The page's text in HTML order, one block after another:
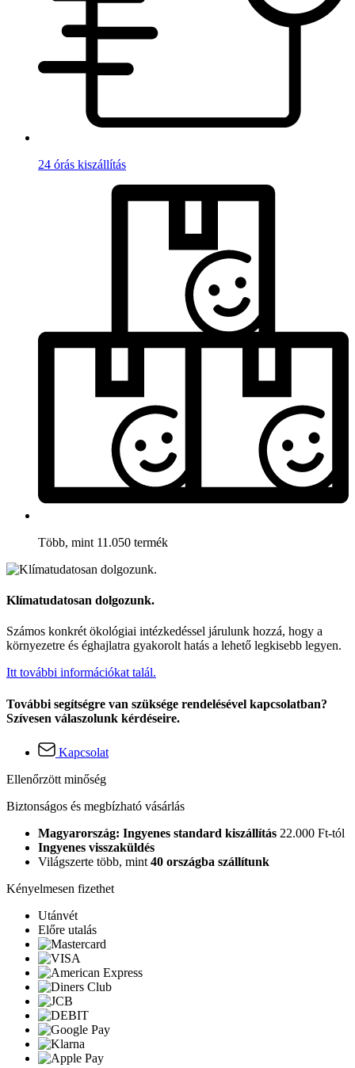
24 órás kiszállítás
Több, mint 11.050 termék
Klímatudatosan dolgozunk.
Számos konkrét ökológiai intézkedéssel járulunk hozzá, hogy a
környezetre és éghajlatra gyakorolt hatás a lehető legkisebb legyen.
Itt további információkat talál.
További segítségre van szüksége rendelésével kapcsolatban?
Szívesen válaszolunk kérdéseire.
Kapcsolat
Ellenőrzött minőség
Biztonságos és megbízható vásárlás
Magyarország: Ingyenes standard kiszállítás 22.000 Ft-tól
Ingyenes visszaküldés
Világszerte több, mint 40 országba szállítunk
Kényelmesen fizethet
Utánvét
Előre utalás